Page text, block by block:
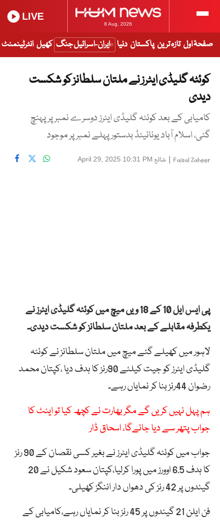
8 Aug, 2026
LIVE
صفحۂ اول تازہ ترین پاکستان دنیا ایران-اسرائیل جنگ کھیل انٹرٹینمنٹ
کوئٹہ گلیڈی ایٹرز نے ملتان سلطانز کو شکست
دیدی
کامیابی کے بعد کوئٹہ گلیڈی ایٹرز دوسرے نمبر پر پہنچ
گئی، اسلام آباد یونائیٹڈ بدستورپہلے نمبر پر موجود
Faisal Zaheer
| شائع April 29, 2025 10:31 PM
پی ایس ایل 10 کے 18 ویں میچ میں کوئٹہ گلیڈی ایٹرز نے
یکطرفہ مقابلے کے بعد ملتان سلطانز کو شکست دیدی۔
لاہور میں کھیلے گئے میچ میں ملتان سلطانز نے کوئٹہ
گلیڈی ایٹرز کو جیت کیلئے 90رنز کا ہدف دیا ،کپتان محمد
رضوان 44رنز بنا کر نمایاں رہے۔
ہم پہل نہیں کریں گے مگر بھارت نے کچھ کیا تو اینٹ کا
جواب پتھر سے دیا جائےگا، اسحاق ڈار
جواب میں کوئٹہ گلیڈی ایٹرز نے بغیر کسی نقصان کے 90 رنز
کا ہدف 6.5 اوورز میں پورا کرلیا،کپتان سعود شکیل نے 20
گیندوں پر 42 رنز کی دھواں دار اننگز کھیلی۔
فن ایلن 21 گیندوں پر 45 رنز بنا کر نمایاں رہے،کامیابی کے